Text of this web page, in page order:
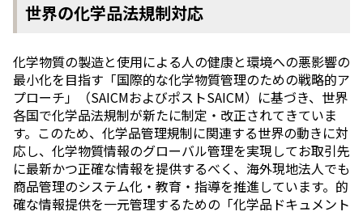
世界の化学品法規制対応
化学物質の製造と使用による人の健康と環境への悪影響の
最小化を目指す「国際的な化学物質管理のための戦略的ア
プローチ」（SAICMおよびポストSAICM）に基づき、世界
各国で化学品法規制が新たに制定・改正されてきていま
す。このため、化学品管理規制に関連する世界の動きに対
応し、化学物質情報のグローバル管理を実現してお取引先
に最新かつ正確な情報を提供するべく、海外現地法人でも
商品管理のシステム化・教育・指導を推進しています。的
確な情報提供を一元管理するための「化学品ドキュメント